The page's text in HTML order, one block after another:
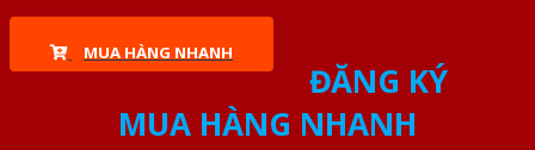
MUA HÀNG NHANH
ĐĂNG KÝ
MUA HÀNG NHANH